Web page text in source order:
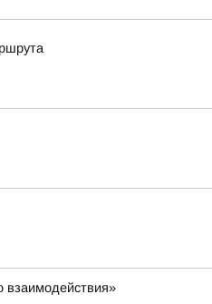
взаимодействия»